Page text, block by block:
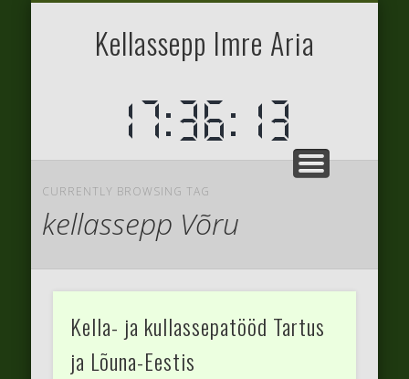
Kellassepp Imre Aria
CURRENTLY BROWSING TAG
kellassepp Võru
Kella- ja kullassepatööd Tartus
ja Lõuna-Eestis